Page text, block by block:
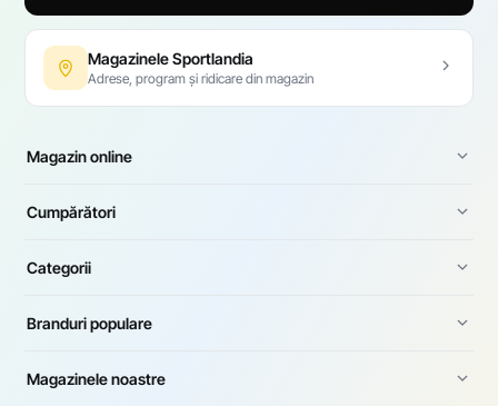
Magazinele Sportlandia
Adrese, program și ridicare din magazin
Magazin online
Cumpărători
Categorii
Branduri populare
Magazinele noastre